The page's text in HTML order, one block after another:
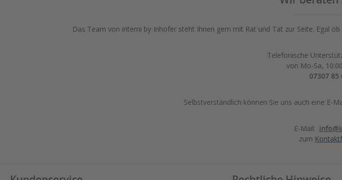
Das Team von interni by Inhofer steht Ihnen gern mit Rat und Tat zur Seite. Egal
Telefonische
von Mo-Sa,
07307 85
Selbstverständlich können Sie uns auch eine E-
E-Mail:
zum